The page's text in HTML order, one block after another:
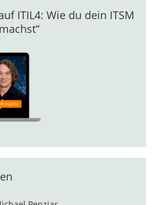
ITIL4: Wie du dein ITSM